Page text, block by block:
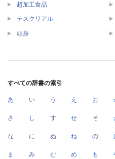
超加工食品
テスクリアル
頭身
すべての辞書の索引
あ い う え お
さ し す せ そ
な に ぬ ね の
ま み む め も